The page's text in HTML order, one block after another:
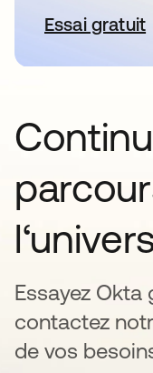
Essai gratuit
Essayez
contactez
de vos